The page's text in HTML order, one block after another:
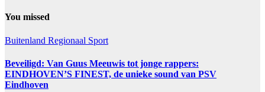
You missed
Buitenland Regionaal Sport
Beveiligd: Van Guus Meeuwis tot jonge rappers:
EINDHOVEN’S FINEST, de unieke sound van PSV
Eindhoven